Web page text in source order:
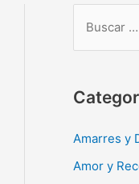
c
r
Amarres y
Amor y